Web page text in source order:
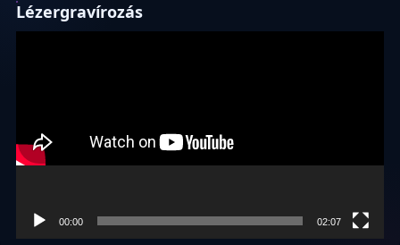
Lézergravírozás
00:00 02:07